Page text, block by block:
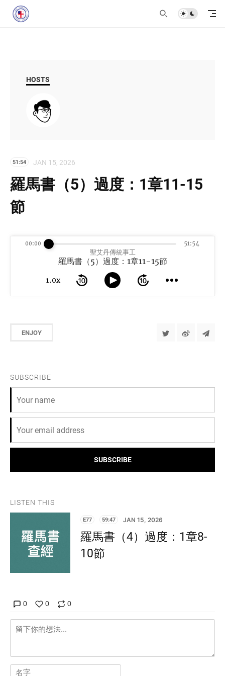
HOSTS
51:54 JAN 15, 2026
羅馬書（5）過度：1章11-15
節
聖艾丹傳統事工
羅馬書（5）過度：1章11-15節
1.0x
00:00 51:54
ENJOY
SUBSCRIBE
SUBSCRIBE
LISTEN THIS
E77 59:47 JAN 15, 2026
羅馬書（4）過度：1章8-
10節